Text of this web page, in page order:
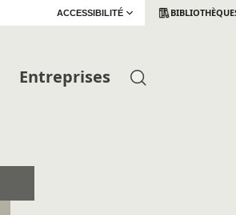
ACCESSIBILITÉ
Entreprises